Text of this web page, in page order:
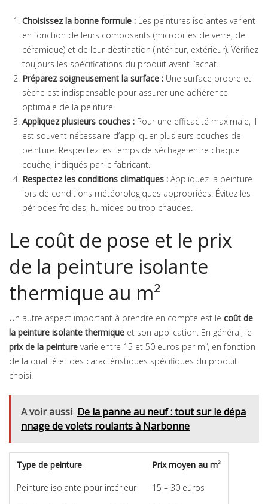
Choisissez la bonne formule : Les peintures isolantes varient
en fonction de leurs composants (microbilles de verre, de
céramique) et de leur destination (intérieur, extérieur). Vérifiez
toujours les spécifications du produit avant l’achat.
Préparez soigneusement la surface : Une surface propre et
sèche est indispensable pour assurer une adhérence
optimale de la peinture.
Appliquez plusieurs couches : Pour une efficacité maximale, il
est souvent nécessaire d’appliquer plusieurs couches de
peinture. Respectez les temps de séchage entre chaque
couche, indiqués par le fabricant.
Respectez les conditions climatiques : Appliquez la peinture
lors de conditions météorologiques appropriées. Évitez les
périodes froides, humides ou trop chaudes.
Le coût de pose et le prix
de la peinture isolante
thermique au m²
Un autre aspect important à prendre en compte est le coût de
la peinture isolante thermique et son application. En général, le
prix de la peinture varie entre 15 et 50 euros par m², en fonction
de la qualité et des caractéristiques spécifiques du produit
choisi.
A voir aussi De la panne au neuf : tout sur le dépa
nnage de volets roulants à Narbonne
Type de peinture
Prix moyen au m²
Peinture isolante pour intérieur
15 – 30 euros